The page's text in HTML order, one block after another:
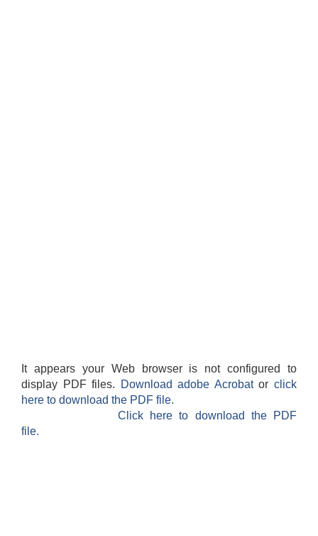
It appears your Web browser is not configured to
display PDF files.
Download adobe Acrobatorclick
here to download the PDF file.
Click here to download the PDF
file.